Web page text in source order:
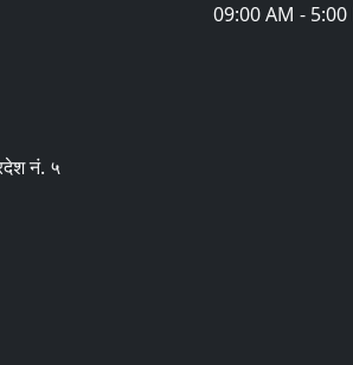
नं. ५
09:00 AM -